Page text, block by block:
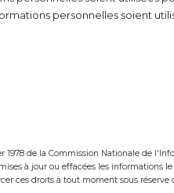
personnelles soient
1978 de la Commission Nationale de
à jour ou effacées les
ces droits à tout moment sous